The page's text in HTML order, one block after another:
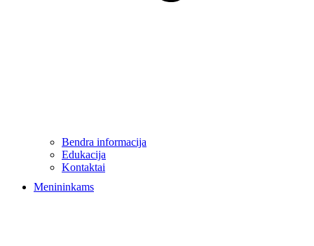
Bendra informacija
Edukacija
Kontaktai
Menininkams